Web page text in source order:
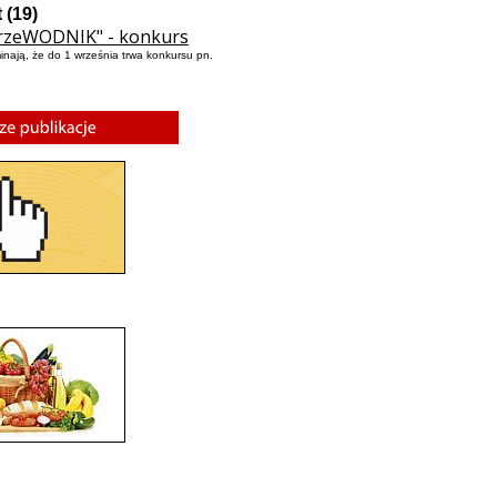
(19)
- konkurs
że do 1 września trwa konkursu pn.